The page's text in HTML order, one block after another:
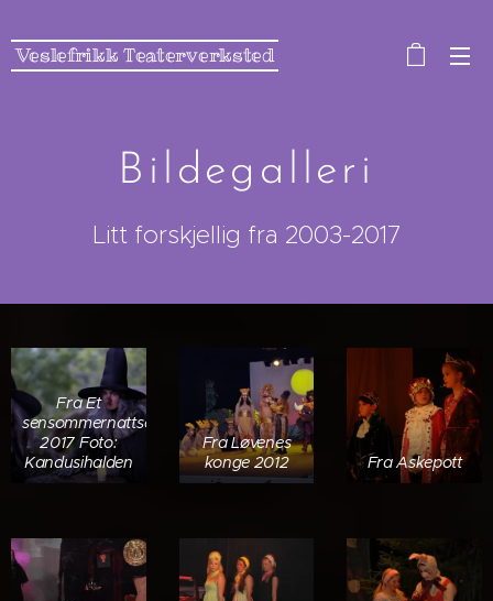
Veslefrikk Teaterverksted
Bildegalleri
Litt forskjellig fra 2003-2017
Fra Et
sensommernattseventyr
2017 Foto:
Kandusihalden
Fra Løvenes
konge 2012
Fra Askepott